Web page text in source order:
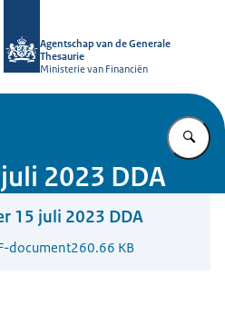
Agentschap van de Generale
Thesaurie
Ministerie van Financiën
2023 DDA
15 juli 2023 DDA
document260.66 KB